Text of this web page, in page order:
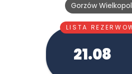
Gorzów
LISTA
21.08